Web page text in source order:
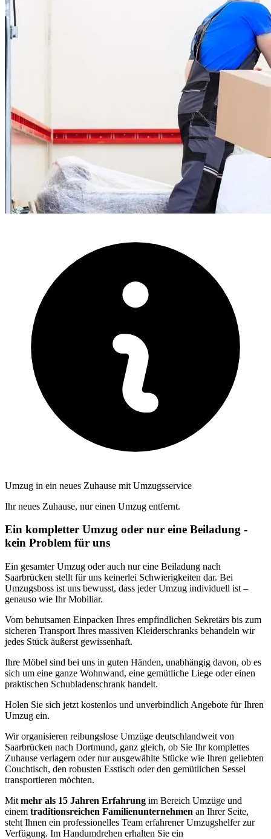
Umzug in ein neues Zuhause mit Umzugsservice
Ihr neues Zuhause, nur einen Umzug entfernt.
Ein kompletter Umzug oder nur eine Beiladung -
kein Problem für uns
Ein gesamter Umzug oder auch nur eine Beiladung nach
Saarbrücken stellt für uns keinerlei Schwierigkeiten dar. Bei
Umzugsboss ist uns bewusst, dass jeder Umzug individuell ist –
genauso wie Ihr Mobiliar.
Vom behutsamen Einpacken Ihres empfindlichen Sekretärs bis zum
sicheren Transport Ihres massiven Kleiderschranks behandeln wir
jedes Stück äußerst gewissenhaft.
Ihre Möbel sind bei uns in guten Händen, unabhängig davon, ob es
sich um eine ganze Wohnwand, eine gemütliche Liege oder einen
praktischen Schubladenschrank handelt.
Holen Sie sich jetzt kostenlos und unverbindlich Angebote für Ihren
Umzug ein.
Wir organisieren reibungslose Umzüge deutschlandweit von
Saarbrücken nach Dortmund, ganz gleich, ob Sie Ihr komplettes
Zuhause verlagern oder nur ausgewählte Stücke wie Ihren geliebten
Couchtisch, den robusten Esstisch oder den gemütlichen Sessel
transportieren möchten.
Mit mehr als 15 Jahren Erfahrung im Bereich Umzüge und
einem traditionsreichen Familienunternehmen an Ihrer Seite,
steht Ihnen ein professionelles Team erfahrener Umzugshelfer zur
Verfügung. Im Handumdrehen erhalten Sie ein